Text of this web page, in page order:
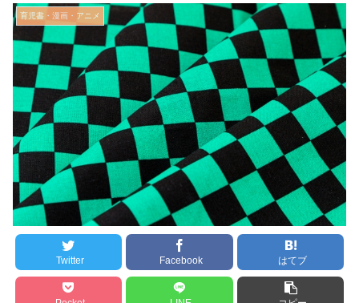
育児書・漫画・アニメ
Twitter Facebook はてブ